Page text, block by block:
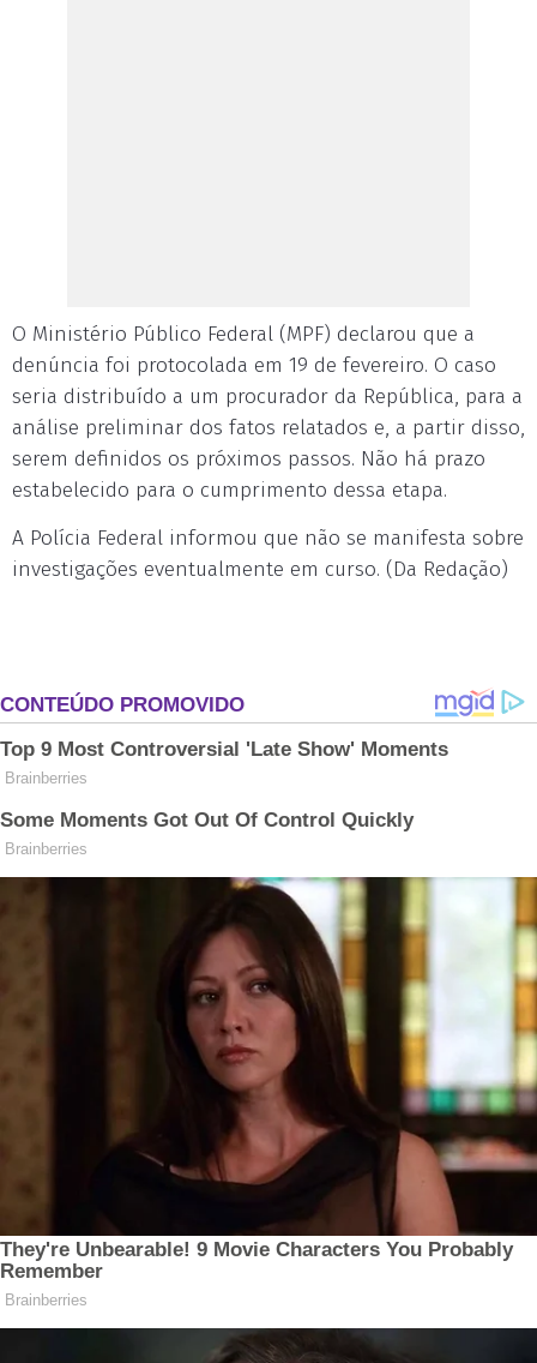
O Ministério Público Federal (MPF) declarou que a
denúncia foi protocolada em 19 de fevereiro. O caso
seria distribuído a um procurador da República, para a
análise preliminar dos fatos relatados e, a partir disso,
serem definidos os próximos passos. Não há prazo
estabelecido para o cumprimento dessa etapa.
A Polícia Federal informou que não se manifesta sobre
investigações eventualmente em curso. (Da Redação)